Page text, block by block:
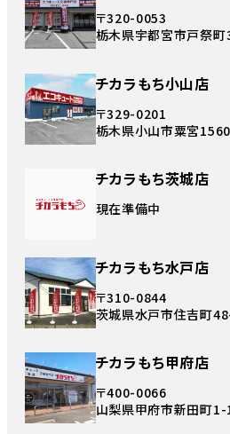
〒320-0053
栃木県宇都宮市戸祭
チカラもち小山店
〒329-0201
栃木県小山市粟宮1560
チカラもち茨城店
現在準備中
チカラもち水戸店
〒310-0844
茨城県水戸市住吉町
チカラもち甲府店
〒400-0066
山梨県甲府市新田町1-